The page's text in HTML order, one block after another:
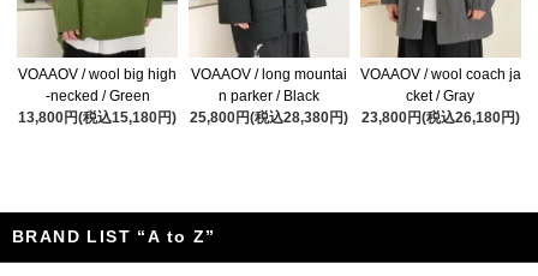
VOAAOV / wool big high
-necked / Green
13,800円(税込15,180円)
VOAAOV / long mountai
n parker / Black
25,800円(税込28,380円)
VOAAOV / wool coach ja
cket / Gray
23,800円(税込26,180円)
BRAND LIST “A to Z”